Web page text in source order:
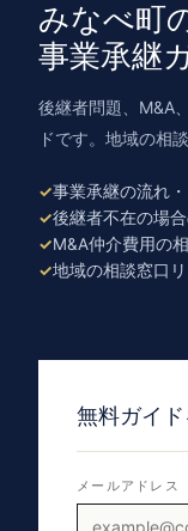
みなべ町
事業承継
後継者問題、M&A
ドです。地域の相
事業承継の流れ
後継者不在の場
M&A仲介費用の
地域の相談窓口リ
無料ガイ
メールアドレス